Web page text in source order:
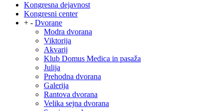
Kongresna dejavnost
Kongresni center
+ - Dvorane
Modra dvorana
Viktorija
Akvarij
Klub Domus Medica in pasaža
Julija
Prehodna dvorana
Galerija
Rantova dvorana
Velika sejna dvorana